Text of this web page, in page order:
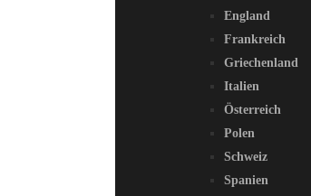
England
Frankreich
Griechenland
Italien
Österreich
Polen
Schweiz
Spanien